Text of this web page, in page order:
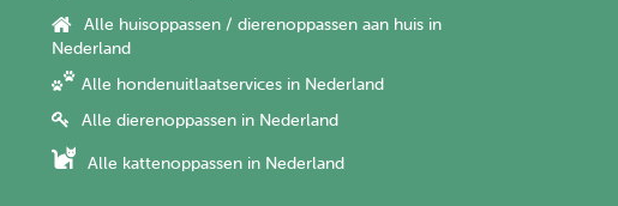
Alle huisoppassen / dierenoppassen aan huis in
Nederland
Alle hondenuitlaatservices in Nederland
Alle dierenoppassen in Nederland
Alle kattenoppassen in Nederland